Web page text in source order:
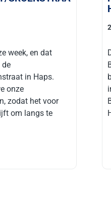
week, en dat
de
in Haps.
onze
zodat het voor
om langs te